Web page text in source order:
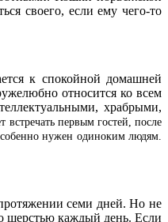
своего, если ему чего-то
к спокойной домашней
относится ко всем
храбрыми,
встречать первым гостей, после
нужен одиноким людям.
семи дней. Но не
шерстью каждый день. Если